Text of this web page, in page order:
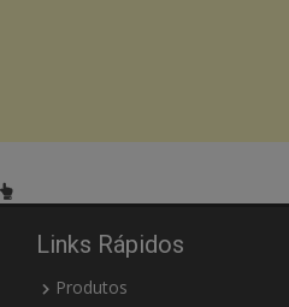
Links Rápidos
Produtos